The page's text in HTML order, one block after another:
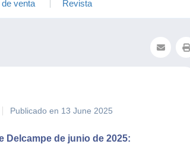
venta Revista
Publicado en 13 June 2025
Delcampe de junio de 2025: